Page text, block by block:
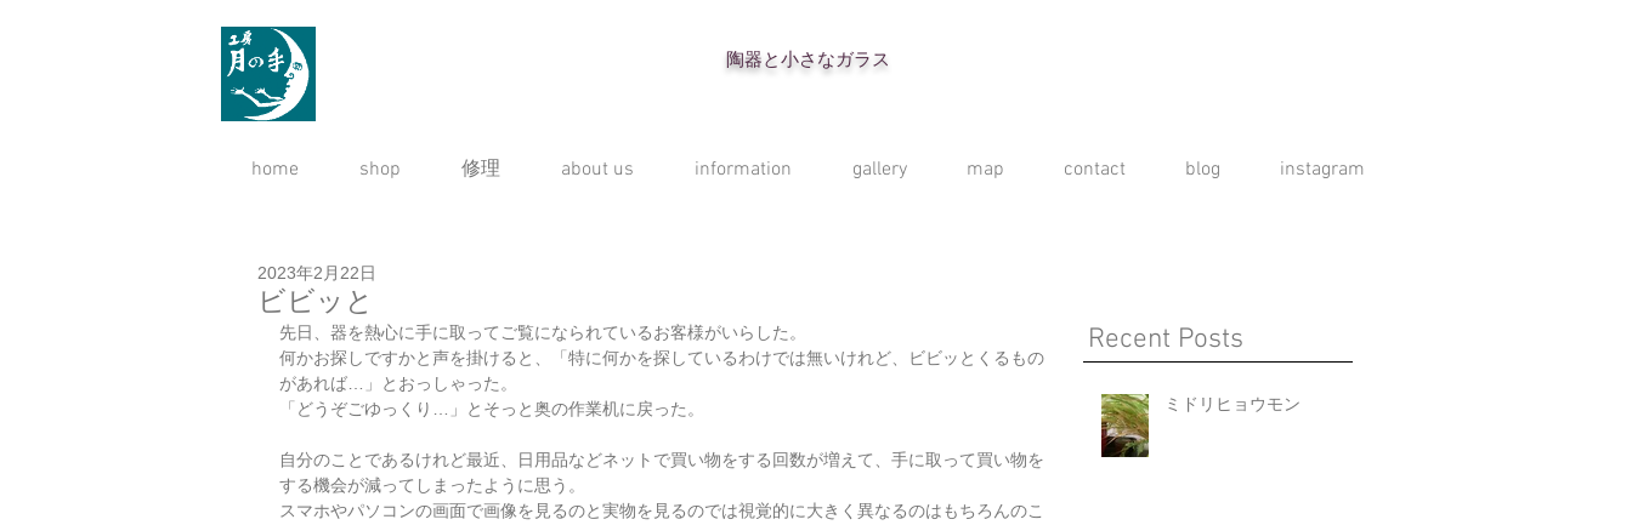
陶器と小さなガラス
home shop 修理 about us information gallery map contact blog instagram
ビビッと
2023年2月22日
先日、器を熱心に手に取ってご覧になられているお客様がいらした。
何かお探しですかと声を掛けると、「特に何かを探しているわけでは無いけれど、ビビッとくるもの
があれば…」とおっしゃった。
「どうぞごゆっくり…」とそっと奥の作業机に戻った。
自分のことであるけれど最近、日用品などネットで買い物をする回数が増えて、手に取って買い物を
する機会が減ってしまったように思う。
スマホやパソコンの画面で画像を見るのと実物を見るのでは視覚的に大きく異なるのはもちろんのこ
Recent Posts
ミドリヒョウモン